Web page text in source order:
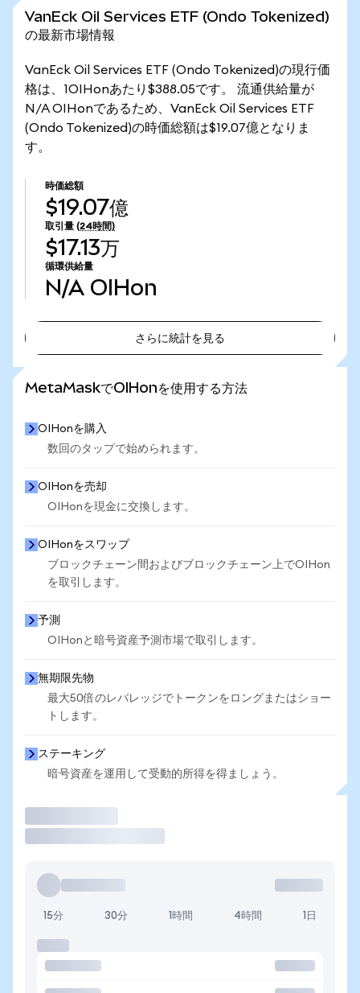
VanEck Oil Services ETF (Ondo Tokenized)
の最新市場情報
VanEck Oil Services ETF (Ondo Tokenized)の現行価
格は、1OIHonあたり$388.05です。 流通供給量が
N/A OIHonであるため、VanEck Oil Services ETF
(Ondo Tokenized)の時価総額は$19.07億となりま
す。
時価総額
$19.07億
取引量 (24時間)
$17.13万
循環供給量
N/A OIHon
さらに統計を見る
MetaMaskでOIHonを使用する方法
OIHonを購入
数回のタップで始められます。
OIHonを売却
OIHonを現金に交換します。
OIHonをスワップ
ブロックチェーン間およびブロックチェーン上でOIHon
を取引します。
予測
OIHonと暗号資産予測市場で取引します。
無期限先物
最大50倍のレバレッジでトークンをロングまたはショー
トします。
ステーキング
暗号資産を運用して受動的所得を得ましょう。
15分 30分 1時間 4時間 1日